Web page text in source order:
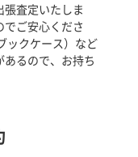
査定いたしま
ご安心くださ
ックケース）など
るので、お持ち